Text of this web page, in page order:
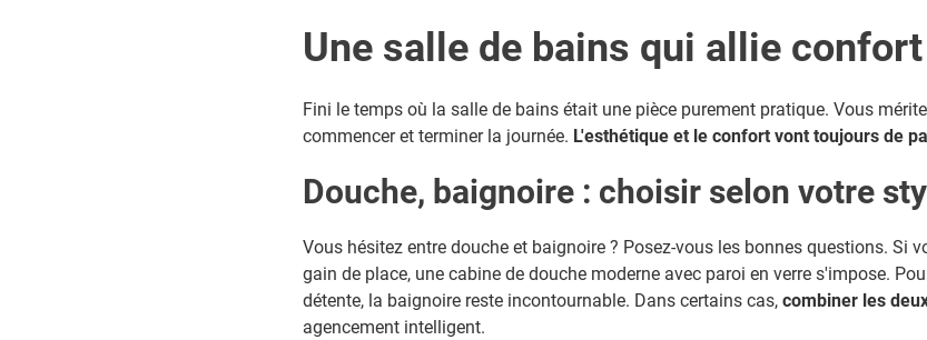
Une salle de bains qui allie
Fini le temps où la salle de bains était une pièce purement pratique. Vous
commencer et terminer la journée. L'esthétique et le confort vont toujours de
Douche, baignoire : choisir selon votre
Vous hésitez entre douche et baignoire ? Posez-vous les bonnes questions. Si
gain de place, une cabine de douche moderne avec paroi en verre s'impose.
détente, la baignoire reste incontournable. Dans certains cas, combiner les
agencement intelligent.